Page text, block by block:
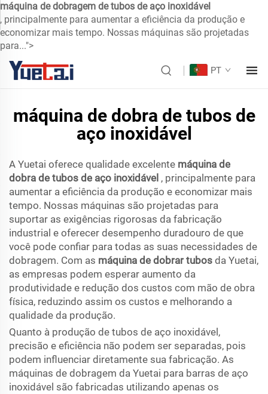
máquina de dobragem de tubos de aço inoxidável
, principalmente para aumentar a eficiência da produção e
economizar mais tempo. Nossas máquinas são projetadas
para...">
PT
máquina de dobra de tubos de
aço inoxidável
A Yuetai oferece qualidade excelente máquina de
dobra de tubos de aço inoxidável , principalmente para
aumentar a eficiência da produção e economizar mais
tempo. Nossas máquinas são projetadas para
suportar as exigências rigorosas da fabricação
industrial e oferecer desempenho duradouro de que
você pode confiar para todas as suas necessidades de
dobragem. Com as máquina de dobrar tubos da Yuetai,
as empresas podem esperar aumento da
produtividade e redução dos custos com mão de obra
física, reduzindo assim os custos e melhorando a
qualidade da produção.
Quanto à produção de tubos de aço inoxidável,
precisão e eficiência não podem ser separadas, pois
podem influenciar diretamente sua fabricação. As
máquinas de dobragem da Yuetai para barras de aço
inoxidável são fabricadas utilizando apenas os